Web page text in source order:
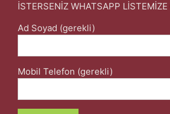
İSTERSENİZ WHATSAPP LİSTEMİZE
Ad Soyad (gerekli)
Mobil Telefon (gerekli)